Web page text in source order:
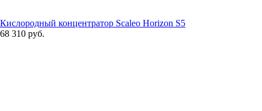
Кислородный концентратор Scaleo Horizon S5
68 310 руб.